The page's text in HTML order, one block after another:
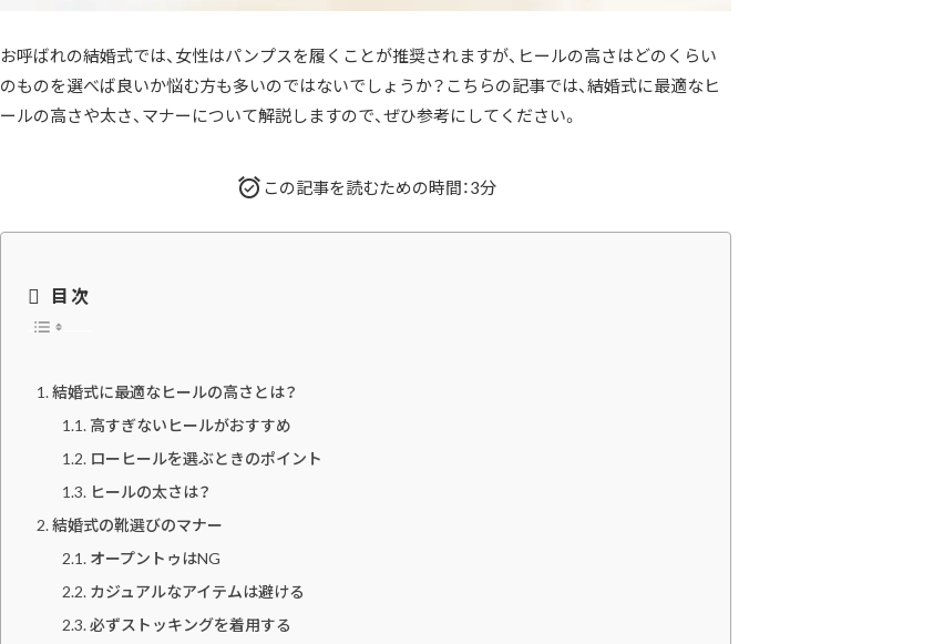
お呼ばれの結婚式では、女性はパンプスを履くことが推奨されますが、ヒールの高さはどのくらい
のものを選べば良いか悩む方も多いのではないでしょうか？こちらの記事では、結婚式に最適なヒ
ールの高さや太さ、マナーについて解説しますので、ぜひ参考にしてください。
この記事を読むための時間：3分
目次
結婚式に最適なヒールの高さとは？
高すぎないヒールがおすすめ
ローヒールを選ぶときのポイント
ヒールの太さは？
結婚式の靴選びのマナー
オープントゥはNG
カジュアルなアイテムは避ける
必ずストッキングを着用する